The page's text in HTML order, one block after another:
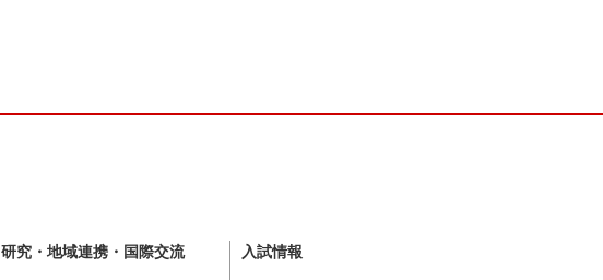
研究・地域連携・国際交流 入試情報